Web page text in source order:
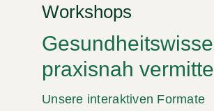
Workshops
praxisnah
Unsere interaktiven Formate